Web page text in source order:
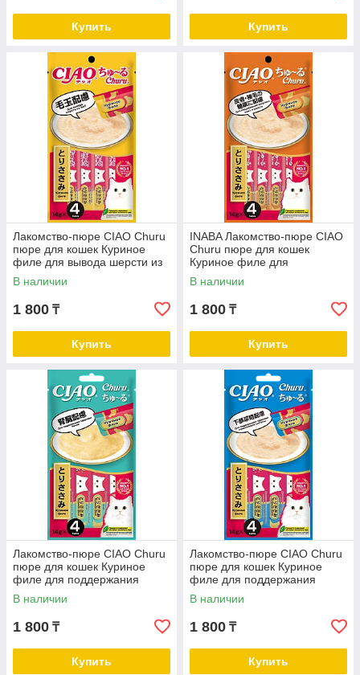
Купить Купить
Лакомство-пюре CIAO Churu
пюре для кошек Куриное
филе для вывода шерсти из
ЖКТ 14г * 4шт
В наличии
1 800 ₸
Купить
INABA Лакомство-пюре CIAO
Churu пюре для кошек
Куриное филе для
поддержания здоровья кожи
и шерсти 56 г
В наличии
1 800 ₸
Купить
Лакомство-пюре CIAO Churu
пюре для кошек Куриное
филе для поддержания
здоровья почек 14г * 4шт
В наличии
1 800 ₸
Купить
Лакомство-пюре CIAO Churu
пюре для кошек Куриное
филе для поддержания
здоровья мочеполовой
системы 14г * 4шт
В наличии
1 800 ₸
Купить